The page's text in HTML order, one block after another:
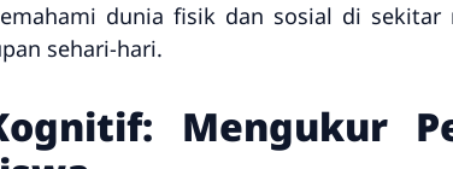
dunia fisik dan sosial di
sehari-hari.
Mengukur